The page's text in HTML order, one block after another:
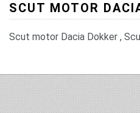
SCUT MOTOR
Scut motor Dacia Dokker ,